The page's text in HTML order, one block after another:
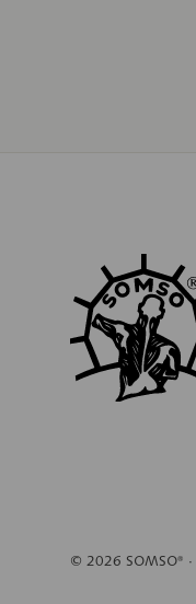
© 2026 SOMSO® ·